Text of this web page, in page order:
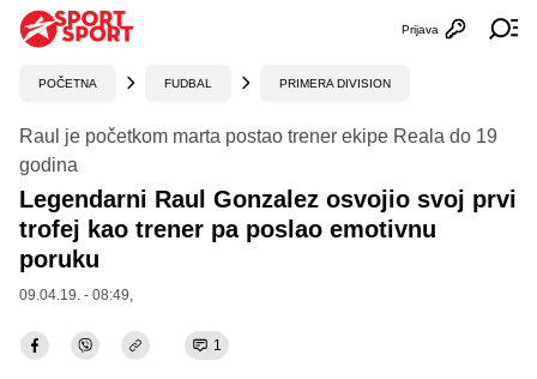
Otvori
Prijava
POČETNA FUDBAL PRIMERA DIVISION
Raul je početkom marta postao trener ekipe Reala do 19
godina
Legendarni Raul Gonzalez osvojio svoj prvi
trofej kao trener pa poslao emotivnu
poruku
09.04.19. - 08:49,
1